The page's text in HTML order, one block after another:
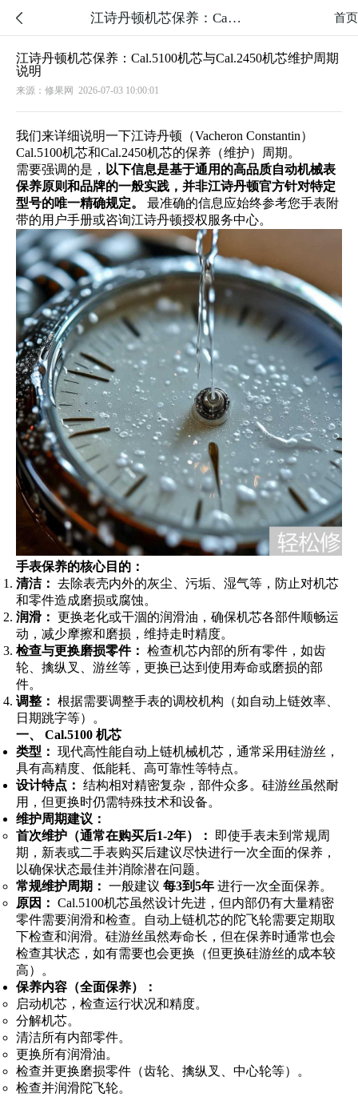
 首页
江诗丹顿机芯保养：Cal.5100机芯与Cal.2450机芯维护周期说明
江诗丹顿机芯保养：Cal.5100机芯与Cal.2450机芯维护周期
说明
来源：修果网 2026-07-03 10:00:01
我们来详细说明一下江诗丹顿（Vacheron Constantin）
Cal.5100机芯和Cal.2450机芯的保养（维护）周期。
需要强调的是， 以下信息是基于通用的高品质自动机械表
保养原则和品牌的一般实践，并非江诗丹顿官方针对特定
型号的唯一精确规定。
最准确的信息应始终参考您手表附
带的用户手册或咨询江诗丹顿授权服务中心。
手表保养的核心目的：
清洁： 去除表壳内外的灰尘、污垢、湿气等，防止对机芯
和零件造成磨损或腐蚀。
润滑： 更换老化或干涸的润滑油，确保机芯各部件顺畅运
动，减少摩擦和磨损，维持走时精度。
检查与更换磨损零件： 检查机芯内部的所有零件，如齿
轮、擒纵叉、游丝等，更换已达到使用寿命或磨损的部
件。
调整： 根据需要调整手表的调校机构（如自动上链效率、
日期跳字等）。
一、 Cal.5100 机芯
类型： 现代高性能自动上链机械机芯，通常采用硅游丝，
具有高精度、低能耗、高可靠性等特点。
设计特点： 结构相对精密复杂，部件众多。硅游丝虽然耐
用，但更换时仍需特殊技术和设备。
维护周期建议：
首次维护（通常在购买后1-2年）：
即使手表未到常规周
期，新表或二手表购买后建议尽快进行一次全面的保养，
以确保状态最佳并消除潜在问题。
常规维护周期： 一般建议 每3到5年 进行一次全面保养。
原因： Cal.5100机芯虽然设计先进，但内部仍有大量精密
零件需要润滑和检查。自动上链机芯的陀飞轮需要定期取
下检查和润滑。硅游丝虽然寿命长，但在保养时通常也会
检查其状态，如有需要也会更换（但更换硅游丝的成本较
高）。
保养内容（全面保养）：
启动机芯，检查运行状况和精度。
分解机芯。
清洁所有内部零件。
更换所有润滑油。
检查并更换磨损零件（齿轮、擒纵叉、中心轮等）。
检查并润滑陀飞轮。